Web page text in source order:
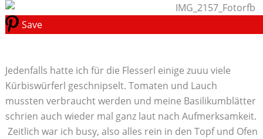
Save
Jedenfalls hatte ich für die Flesserl einige zuuu viele
Kürbiswürferl geschnipselt. Tomaten und Lauch
mussten verbraucht werden und meine Basilikumblätter
schrien auch wieder mal ganz laut nach Aufmerksamkeit.
Zeitlich war ich busy, also alles rein in den Topf und Ofen